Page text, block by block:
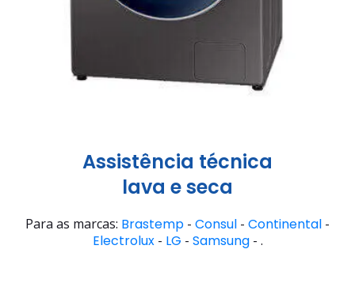
Assistência técnica
lava e seca
Para as marcas: Brastemp - Consul - Continental -
Electrolux- LG - Samsung- .